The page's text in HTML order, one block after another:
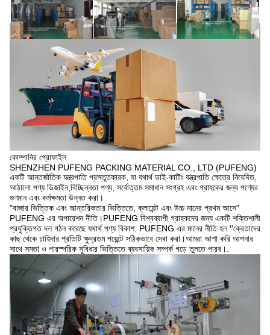
কোম্পানির প্রোফাইল
SHENZHEN PUFENG PACKING MATERIAL CO., LTD (PUFENG)
একটি আন্তর্জাতিক যন্ত্রপাতি প্রস্তুতকারক, যা যথার্থ ডাই-কাটিং যন্ত্রপাতি ক্ষেত্রে নিবেদিত,
আঠালো পণ্য ডিজাইন,বিচ্ছিন্নতা পণ্য, সর্বোত্তম সমাধান সংগ্রহ এবং গ্রাহকের জন্য পণ্যের
গুণমান এবং কর্মক্ষমতা উন্নত করা।
"বাজার ভিত্তিক এবং আন্তরিকতার ভিত্তিতে, ক্লায়েন্ট এবং উচ্চ মানের প্রথম আসে"
PUFENG এর অপারেশন নীতি।PUFENG বিশ্বব্যাপী গ্রাহকদের জন্য একটি শক্তিশালী
প্রযুক্তিগত দল গঠন করেছে যথার্থ পণ্য বিকাশ. PUFENG এর মানের নীতি হল ′′ক্রেতাদের
কাছ থেকে চাহিদার প্রতিটি ক্ষুদ্রতম পয়েন্টে সঠিকভাবে সেবা করা।আমরা আশা করি আপনার
সাথে সমতা ও পারস্পরিক সুবিধার ভিত্তিতে ব্যবসায়িক সম্পর্ক গড়ে তুলতে পারব।.